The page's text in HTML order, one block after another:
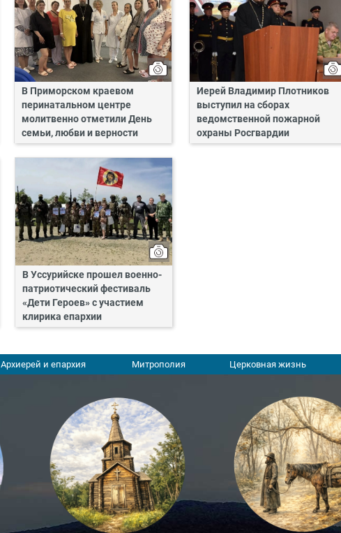
В Приморском краевом
перинатальном центре
молитвенно отметили День
семьи, любви и верности
Иерей Владимир Плотников
выступил на сборах
ведомственной пожарной
охраны Росгвардии
В Уссурийске прошел военно-
патриотический фестиваль
«Дети Героев» с участием
клирика епархии
Архиерей и епархия Митрополия Церковная жизнь